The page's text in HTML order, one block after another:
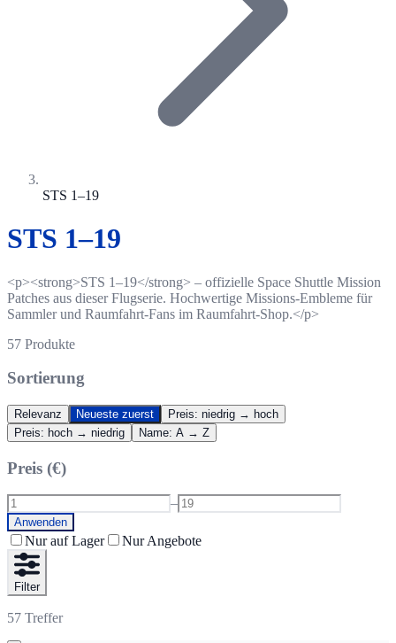
STS 1–19
STS 1–19
<p><strong>STS 1–19</strong> – offizielle Space Shuttle Mission
Patches aus dieser Flugserie. Hochwertige Missions-Embleme für
Sammler und Raumfahrt-Fans im Raumfahrt-Shop.</p>
57 Produkte
Sortierung
Relevanz Neueste zuerst
Preis: niedrig → hoch
Preis: hoch → niedrig
Name: A → Z
Preis (€)
–
Anwenden
Nur auf Lager Nur Angebote
Filter
57 Treffer